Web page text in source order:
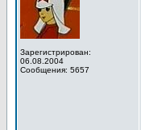
Зарегистрирован:
06.08.2004
Сообщения: 5657